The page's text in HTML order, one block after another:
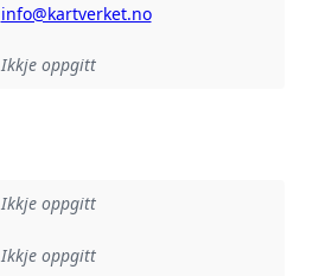
info@kartverket.no
Ikkje oppgitt
Ikkje oppgitt
:
Ikkje oppgitt